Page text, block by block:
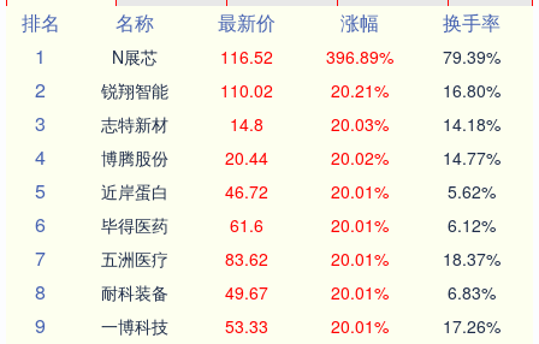
排名
名称 最新价 涨幅
换手率
1
N展芯 116.52 396.89% 79.39%
2 锐翔智能 110.02 20.21% 16.80%
3 志特新材 14.8 20.03% 14.18%
4 博腾股份 20.44 20.02% 14.77%
5 近岸蛋白 46.72 20.01% 5.62%
6 毕得医药 61.6 20.01% 6.12%
7 五洲医疗 83.62 20.01% 18.37%
8 耐科装备 49.67 20.01% 6.83%
9 一博科技 53.33 20.01% 17.26%